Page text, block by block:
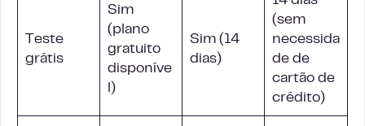
Teste
grátis
Sim
(plano
gratuito
disponíve
l)
Sim (14
dias)
(sem
necessida
de de
cartão de
crédito)